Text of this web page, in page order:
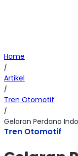
Home
/
Artikel
/
Tren Otomotif
/
Gelaran Perdana
Tren Otomotif